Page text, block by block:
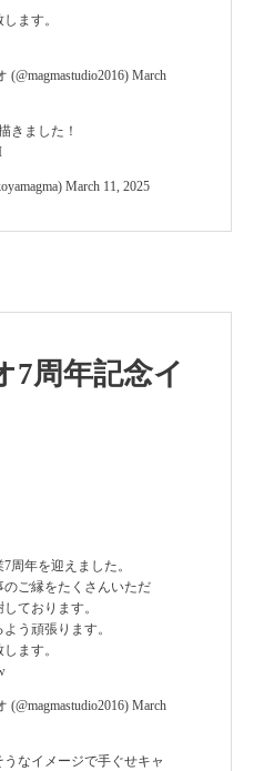
ます。
March
きました！
March 11, 2025
7周年記念イ
周年を迎えました。
ご縁をたくさんいただ
ております。
う頑張ります。
ます。
March
なイメージで手ぐせキャ